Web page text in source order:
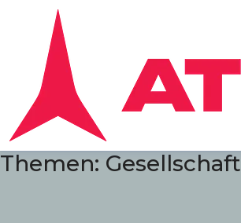
Themen: Gesellschaft